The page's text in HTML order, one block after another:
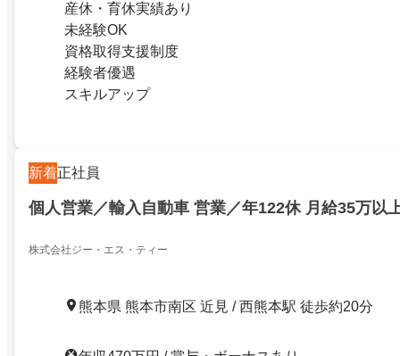
産休・育休実績あり
未経験OK
資格取得支援制度
経験者優遇
スキルアップ
新着正社員
個人営業／輸入自動車 営業／年122休 月給35万以
株式会社ジー・エス・ティー
熊本県 熊本市南区 近見 / 西熊本駅 徒歩約20分